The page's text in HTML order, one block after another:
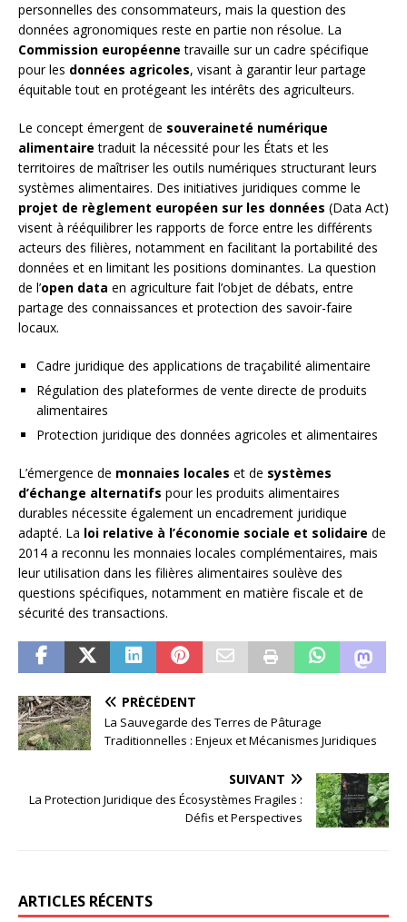
personnelles des consommateurs, mais la question des
données agronomiques reste en partie non résolue. La
Commission européenne travaille sur un cadre spécifique
pour les données agricoles, visant à garantir leur partage
équitable tout en protégeant les intérêts des agriculteurs.
Le concept émergent de souveraineté numérique
alimentaire traduit la nécessité pour les États et les
territoires de maîtriser les outils numériques structurant leurs
systèmes alimentaires. Des initiatives juridiques comme le
projet de règlement européen sur les données (Data Act)
visent à rééquilibrer les rapports de force entre les différents
acteurs des filières, notamment en facilitant la portabilité des
données et en limitant les positions dominantes. La question
de l’open data en agriculture fait l’objet de débats, entre
partage des connaissances et protection des savoir-faire
locaux.
Cadre juridique des applications de traçabilité alimentaire
Régulation des plateformes de vente directe de produits
alimentaires
Protection juridique des données agricoles et alimentaires
L’émergence de monnaies locales et de systèmes
d’échange alternatifs pour les produits alimentaires
durables nécessite également un encadrement juridique
adapté. La loi relative à l’économie sociale et solidaire de
2014 a reconnu les monnaies locales complémentaires, mais
leur utilisation dans les filières alimentaires soulève des
questions spécifiques, notamment en matière fiscale et de
sécurité des transactions.
PRÉCÉDENT
La Sauvegarde des Terres de Pâturage
Traditionnelles : Enjeux et Mécanismes Juridiques
SUIVANT
La Protection Juridique des Écosystèmes Fragiles :
Défis et Perspectives
ARTICLES RÉCENTS